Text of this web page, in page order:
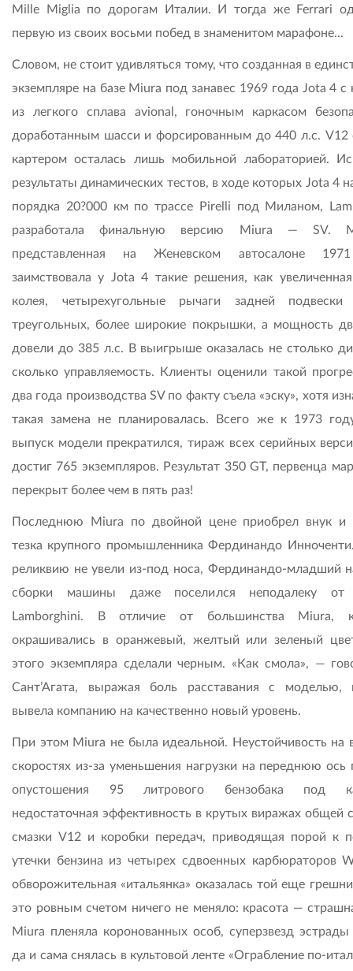
Mille Miglia по дорогам Италии. И тогда же Ferrari
первую из своих восьми побед в знаменитом марафоне...
Словом, не стоит удивляться тому, что созданная в
экземпляре на базе Miura под занавес 1969 года Jota 4 с
из легкого сплава avional, гоночным каркасом
доработанным шасси и форсированным до 440 л.с. V12
картером осталась лишь мобильной лабораторией.
результаты динамических тестов, в ходе которых Jota 4
порядка 20?000 км по трассе Pirelli под Миланом,
разработала финальную версию Miura — SV.
представленная на Женевском автосалоне
заимствовала у Jota 4 такие решения, как
колея, четырехугольные рычаги задней подвески
треугольных, более широкие покрышки, а мощность
довели до 385 л.с. В выигрыше оказалась не столько
сколько управляемость. Клиенты оценили такой
два года производства SV по факту съела «эску», хотя
такая замена не планировалась. Всего же к 1973
выпуск модели прекратился, тираж всех серийных
достиг 765 экземпляров. Результат 350 GT, первенца
перекрыт более чем в пять раз!
Последнюю Miura по двойной цене приобрел внук и
тезка крупного промышленника Фердинандо
реликвию не увели из-под носа, Фердинандо-младший
сборки машины даже поселился неподалеку от
Lamborghini. В отличие от большинства Miura,
окрашивались в оранжевый, желтый или зеленый
этого экземпляра сделали черным. «Как смола», —
Сант’Агата, выражая боль расставания с моделью,
вывела компанию на качественно новый уровень.
При этом Miura не была идеальной. Неустойчивость на
скоростях из-за уменьшения нагрузки на переднюю ось
опустошения 95 литрового бензобака под
недостаточная эффективность в крутых виражах общей
смазки V12 и коробки передач, приводящая порой к
утечки бензина из четырех сдвоенных карбюраторов
обворожительная «итальянка» оказалась той еще
это ровным счетом ничего не меняло: красота —
Miura пленяла коронованных особ, суперзвезд
да и сама снялась в культовой ленте «Ограбление по-